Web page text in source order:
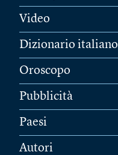
Video
Dizionario italiano
Oroscopo
Pubblicità
Paesi
Autori